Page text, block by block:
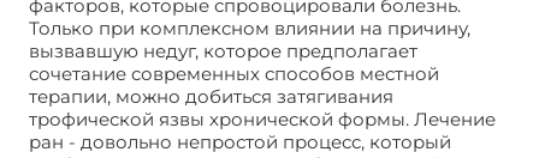
факторов, которые спровоцировали болезнь.
Только при комплексном влиянии на причину,
вызвавшую недуг, которое предполагает
сочетание современных способов местной
терапии, можно добиться затягивания
трофической язвы хронической формы. Лечение
ран - довольно непростой процесс, который